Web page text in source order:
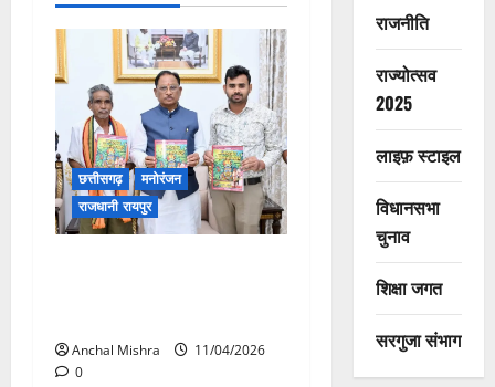
छत्तीसगढ़
मनोरंजन
राजधानी रायपुर
Anchal Mishra
11/04/2026
0
राजनीति
राज्योत्सव
2025
लाइफ़ स्टाइल
विधानसभा
चुनाव
शिक्षा जगत
सरगुजा संभाग